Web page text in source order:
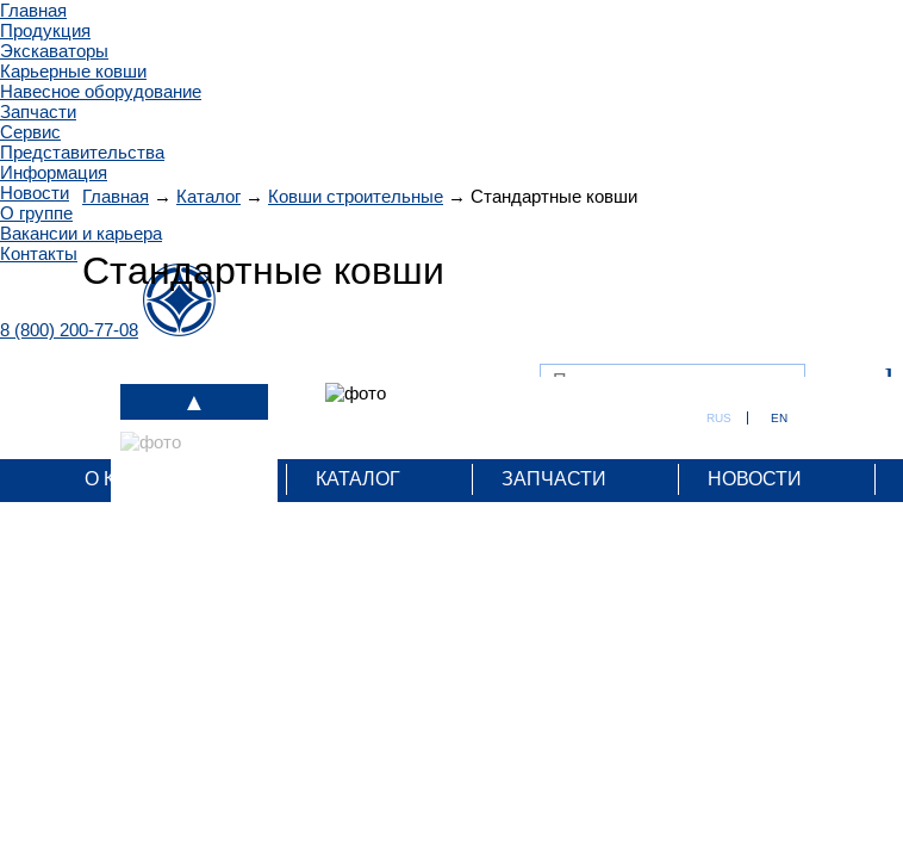
Главная
Продукция
Экскаваторы
Карьерные ковши
Навесное оборудование
Запчасти
Сервис
Представительства
Информация
Новости
О группе
Вакансии и карьера
Контакты
8 (800) 200-77-08
search
RUS EN
О КОМПАНИИ КАТАЛОГ ЗАПЧАСТИ НОВОСТИ
Главная → Каталог → Ковши строительные → Стандартные ковши
Стандартные ковши